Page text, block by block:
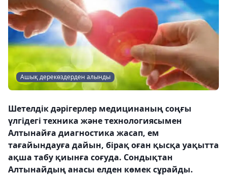
Ашық дерекөздерден алынды
Шетелдік дәрігерлер медицинаның соңғы
үлгідегі техника және технологиясымен
Алтынайға диагностика жасап, ем
тағайындауға дайын, бірақ оған қысқа уақытта
ақша табу қиынға соғуда. Сондықтан
Алтынайдың анасы елден көмек сұрайды.